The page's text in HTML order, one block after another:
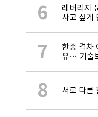
6
레버리지
사고 싶게
7
한중 격차
유… 기술
8 서로 다른